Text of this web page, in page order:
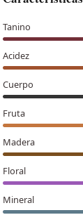
Tanino
Acidez
Cuerpo
Fruta
Madera
Floral
Mineral